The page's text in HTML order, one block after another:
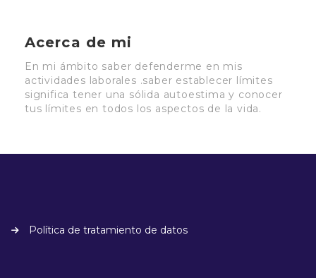
Acerca de mi
En mi ámbito saber defenderme en mis
actividades laborales .saber establecer límites
significa tener una sólida autoestima y conocer
tus límites en todos los aspectos de la vida.
Política de tratamiento de datos